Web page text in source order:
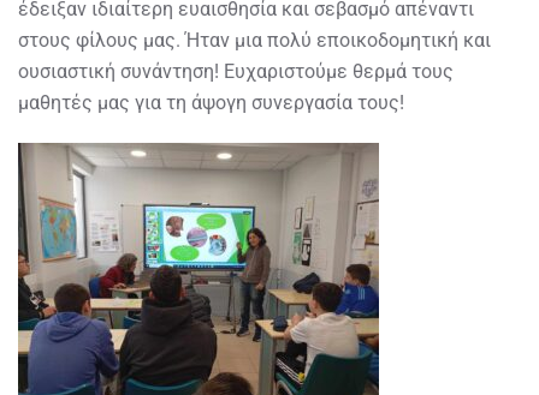
έδειξαν ιδιαίτερη ευαισθησία και σεβασμό απέναντι
στους φίλους μας. Ήταν μια πολύ εποικοδομητική και
ουσιαστική συνάντηση! Ευχαριστούμε θερμά τους
μαθητές μας για τη άψογη συνεργασία τους!